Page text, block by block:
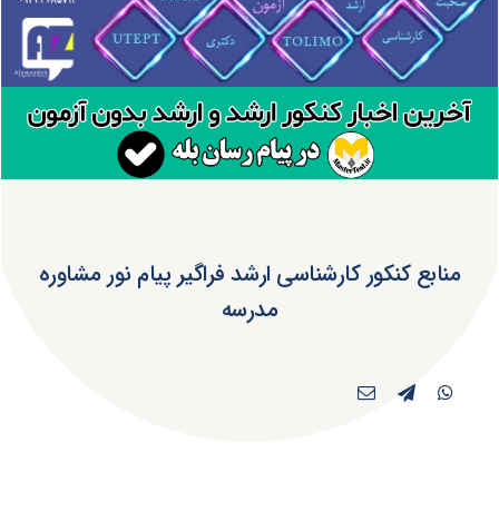
منابع کنکور کارشناسی ارشد فراگیر پیام نور مشاوره
مدرسه